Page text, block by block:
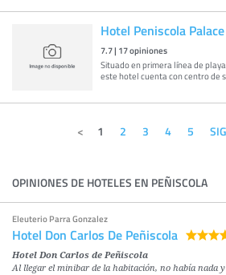
Hotel Peniscola Palace
7.7| 17opiniones
Situado en primera línea de
este hotel cuenta con centro de
1 2 3 4 5
OPINIONES DE HOTELES EN PEÑISCOLA
Eleuterio Parra Gonzalez
Hotel Don Carlos De Peñiscola
Hotel Don Carlos de Peñiscola
Al llegar el minibar de la habitación, no había nada y